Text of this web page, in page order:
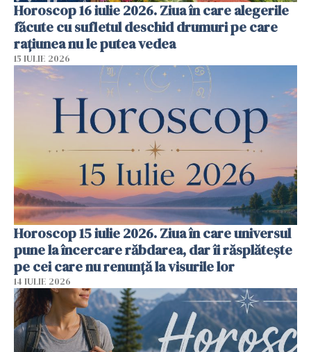
Horoscop 16 iulie 2026. Ziua în care alegerile
făcute cu sufletul deschid drumuri pe care
rațiunea nu le putea vedea
15 IULIE 2026
Horoscop 15 iulie 2026. Ziua în care universul
pune la încercare răbdarea, dar îi răsplătește
pe cei care nu renunță la visurile lor
14 IULIE 2026